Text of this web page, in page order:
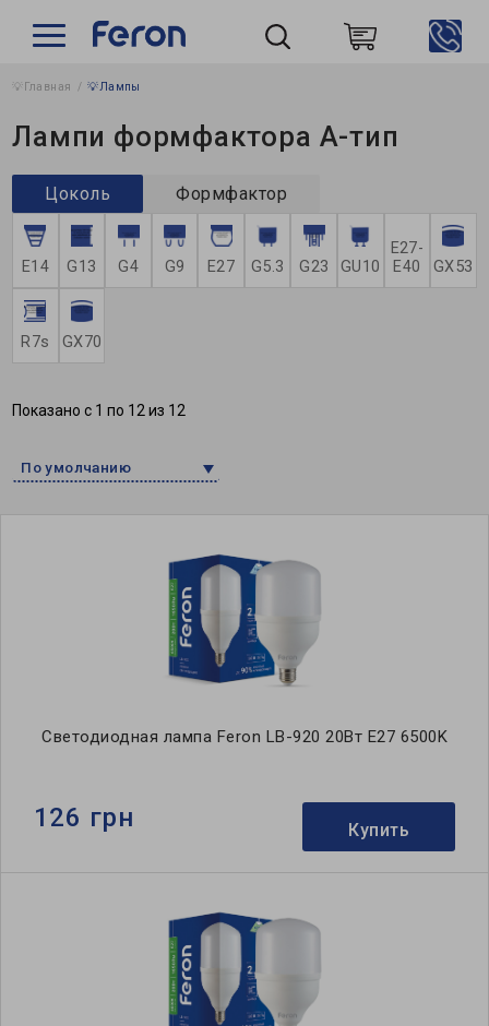
💡Главная 💡Лампы
Лампи формфактора А-тип
Цоколь Формфактор
E14 G13 G4 G9 Е27 G5.3 G23 GU10
E27-
E40
GX53
R7s GX70
Показано с 1 по 12 из 12
По умолчанию
Светодиодная лампа Feron LB-920 20Вт E27 6500K
126 грн Купить